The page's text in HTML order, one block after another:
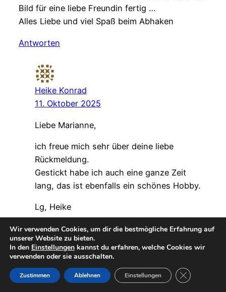
Bild für eine liebe Freundin fertig …
Alles Liebe und viel Spaß beim Abhaken
Antworten
Heike Konrad
11. Oktober 2025
Liebe Marianne,
ich freue mich sehr über deine liebe
Rückmeldung.
Gestickt habe ich auch eine ganze Zeit
lang, das ist ebenfalls ein schönes Hobby.
Lg, Heike
Antworten
GRISELDA
Wir verwenden Cookies, um dir die bestmögliche Erfahrung auf
unserer Website zu bieten.
In den Einstellungen kannst du erfahren, welche Cookies wir
verwenden oder sie ausschalten.
Zustimmen Ablehnen Einstellungen GDPR